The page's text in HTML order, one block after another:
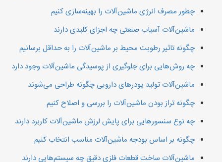
چطور مصرف انرژی ماشین‌آلات را بهینه‌سازی کنیم
ماشین‌آلات آسیاب صنعتی چه اجزای کلیدی دارند
چگونه تاثیر رطوبت محیط بر ماشین‌آلات را به حداقل برسانیم
چه روش‌هایی برای جلوگیری از پوسیدگی ماشین‌آلات وجود دارد
ماشین‌آلات تولید پودرهای دارویی چگونه طراحی می‌شوند
چگونه تراز بودن ماشین‌آلات را بررسی و اصلاح کنیم
چه نوع سنسورهایی برای پایش لرزش ماشین‌آلات کاربرد دارند
چگونه بر اساس بودجه ماشین‌آلات مناسب انتخاب کنیم
ماشین‌آلات ساخت قطعات فلزی دقیق چه سیستم‌هایی دارند